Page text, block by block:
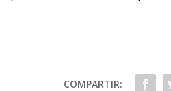
COMPARTIR: